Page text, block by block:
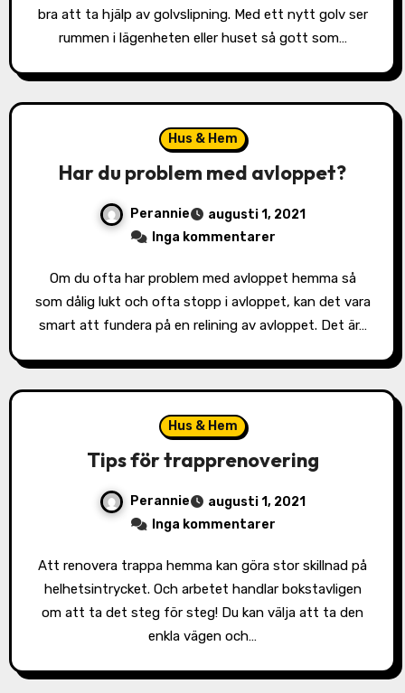
bra att ta hjälp av golvslipning. Med ett nytt golv ser
rummen i lägenheten eller huset så gott som…
Hus & Hem
Har du problem med avloppet?
Perannie
augusti 1, 2021
Inga kommentarer
Om du ofta har problem med avloppet hemma så
som dålig lukt och ofta stopp i avloppet, kan det vara
smart att fundera på en relining av avloppet. Det är…
Hus & Hem
Tips för trapprenovering
Perannie
augusti 1, 2021
Inga kommentarer
Att renovera trappa hemma kan göra stor skillnad på
helhetsintrycket. Och arbetet handlar bokstavligen
om att ta det steg för steg! Du kan välja att ta den
enkla vägen och…